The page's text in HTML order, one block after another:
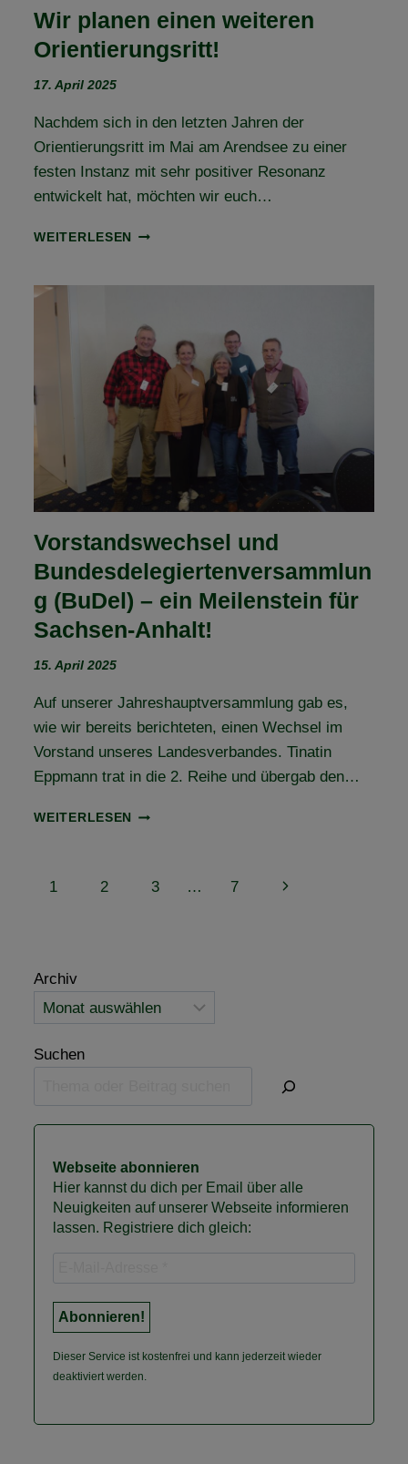
Wir planen einen weiteren
Orientierungsritt!
17. April 2025
Nachdem sich in den letzten Jahren der
Orientierungsritt im Mai am Arendsee zu einer
festen Instanz mit sehr positiver Resonanz
entwickelt hat, möchten wir euch…
WEITERLESEN
WIR
Vorstandswechsel und
Bundesdelegiertenversammlun
g (BuDel) – ein Meilenstein für
Sachsen-Anhalt!
15. April 2025
Auf unserer Jahreshauptversammlung gab es,
wie wir bereits berichteten, einen Wechsel im
Vorstand unseres Landesverbandes. Tinatin
Eppmann trat in die 2. Reihe und übergab den…
WEITERLESEN
VORSTANDSWECHSEL
Seitennavigation
1 2 3 … 7
Nächste
Archiv
Suchen
Webseite abonnieren
Hier kannst du dich per Email über alle
Neuigkeiten auf unserer Webseite informieren
lassen. Registriere dich gleich:
Dieser Service ist kostenfrei und kann jederzeit wieder
deaktiviert werden.